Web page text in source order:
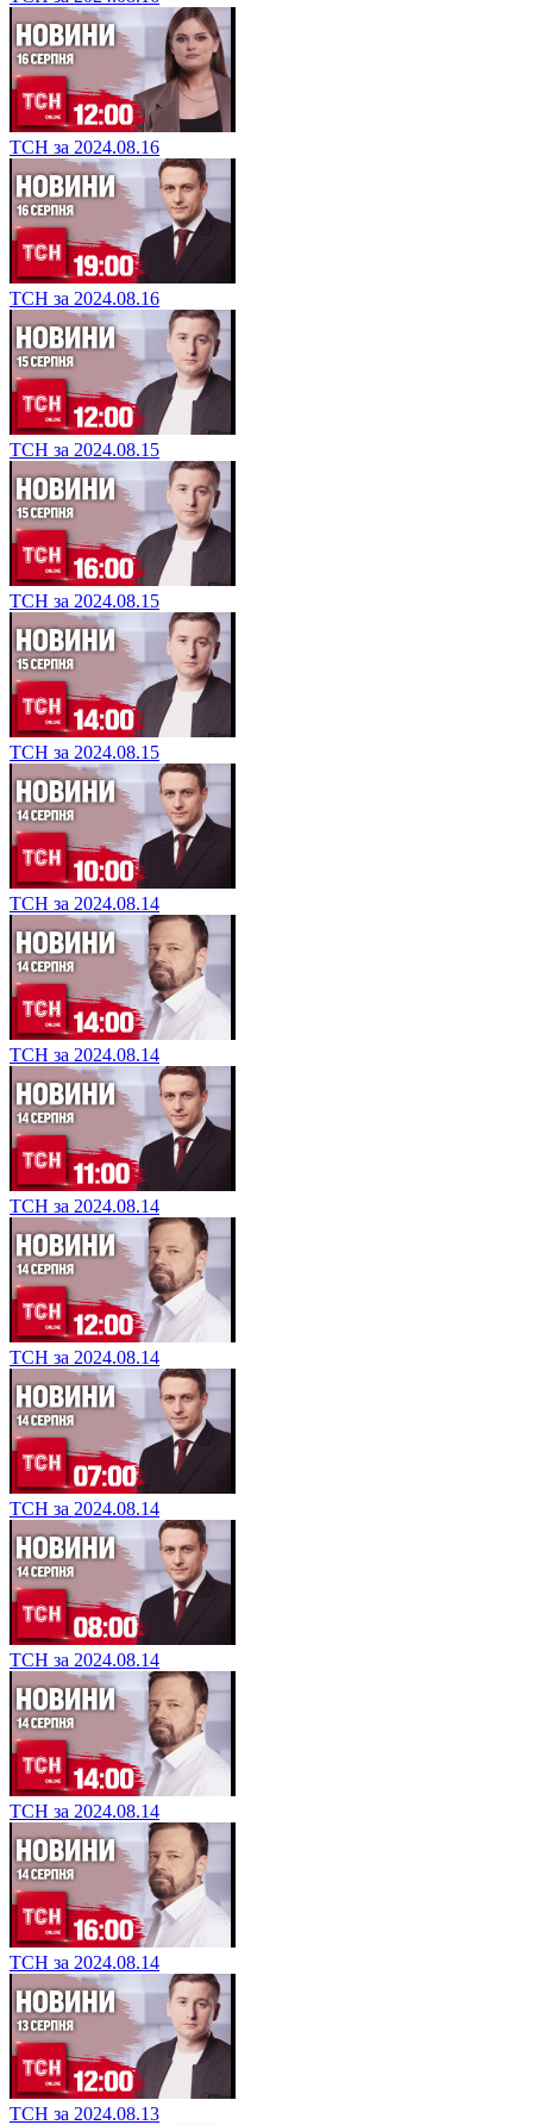
ТСН за 2024.08.16
ТСН за 2024.08.16
ТСН за 2024.08.15
ТСН за 2024.08.15
ТСН за 2024.08.15
ТСН за 2024.08.14
ТСН за 2024.08.14
ТСН за 2024.08.14
ТСН за 2024.08.14
ТСН за 2024.08.14
ТСН за 2024.08.14
ТСН за 2024.08.14
ТСН за 2024.08.14
ТСН за 2024.08.13